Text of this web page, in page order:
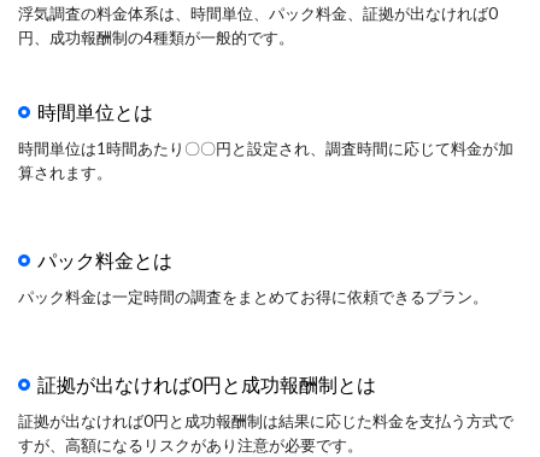
浮気調査の料金体系は、時間単位、パック料金、証拠が出なければ0
円、成功報酬制の4種類が一般的です。
時間単位とは
時間単位は1時間あたり〇〇円と設定され、調査時間に応じて料金が加
算されます。
パック料金とは
パック料金は一定時間の調査をまとめてお得に依頼できるプラン。
証拠が出なければ0円と成功報酬制とは
証拠が出なければ0円と成功報酬制は結果に応じた料金を支払う方式で
すが、高額になるリスクがあり注意が必要です。